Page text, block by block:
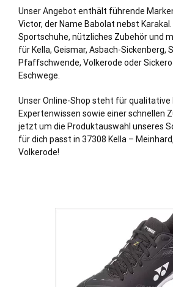
Unser Angebot enthält führende
Victor, der Name Babolat nebst
Sportschuhe, nützliches Zubehör und
für Kella, Geismar, Asbach-Sickenberg,
Pfaffschwende, Volkerode oder
Eschwege.
Unser Online-Shop steht für qualitative
Expertenwissen sowie einer schnellen
jetzt um die Produktauswahl unseres
für dich passt in 37308 Kella –
Volkerode!